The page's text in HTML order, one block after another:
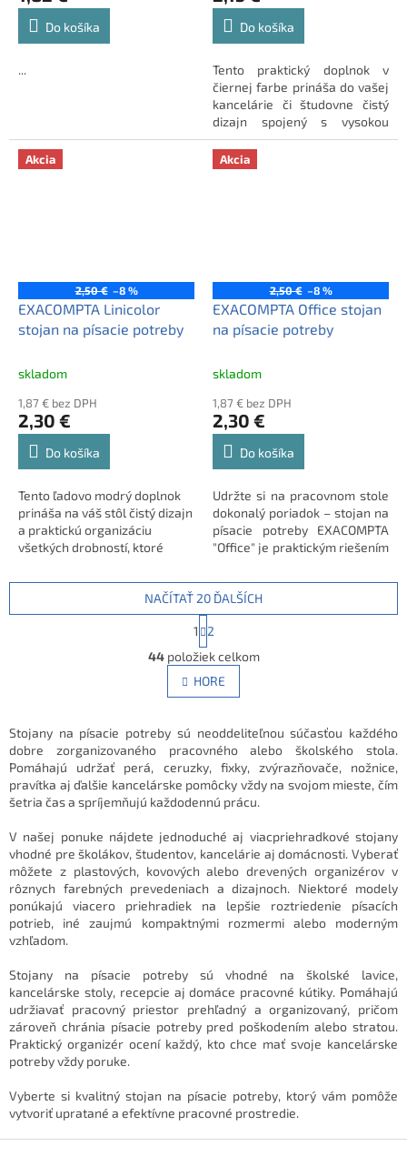
Do košíka
...
Do košíka
Tento praktický doplnok v
čiernej farbe prináša do vašej
kancelárie či študovne čistý
dizajn spojený s vysokou
funkčnosťou.
Akcia
2,50 € –8 %
EXACOMPTA Linicolor
stojan na písacie potreby
skladom
1,87 € bez DPH
2,30 €
Do košíka
Tento ľadovo modrý doplnok
prináša na váš stôl čistý dizajn
a praktickú organizáciu
všetkých drobností, ktoré
Akcia
2,50 € –8 %
EXACOMPTA Office stojan
na písacie potreby
skladom
1,87 € bez DPH
2,30 €
Do košíka
Udržte si na pracovnom stole
dokonalý poriadok – stojan na
písacie potreby EXACOMPTA
"Office" je praktickým riešením
prehľadný systém na svoje
perá, ceruzky či nožnice.
O
v
l
á
a
c
i
e
p
v
k
y
v
ý
p
u
NAČÍTAŤ 20 ĎALŠÍCH
S
t
r
á
n
k
v
a
n
i
e
1
2
44položiek celkom
HORE
Stojany na písacie potreby sú neoddeliteľnou súčasťou každého
dobre zorganizovaného pracovného alebo školského stola.
Pomáhajú udržať perá, ceruzky, fixky, zvýrazňovače, nožnice,
pravítka aj ďalšie kancelárske pomôcky vždy na svojom mieste, čím
šetria čas a spríjemňujú každodennú prácu.
V našej ponuke nájdete jednoduché aj viacpriehradkové stojany
vhodné pre školákov, študentov, kancelárie aj domácnosti. Vyberať
môžete z plastových, kovových alebo drevených organizérov v
rôznych farebných prevedeniach a dizajnoch. Niektoré modely
ponúkajú viacero priehradiek na lepšie roztriedenie písacích
potrieb, iné zaujmú kompaktnými rozmermi alebo moderným
vzhľadom.
Stojany na písacie potreby sú vhodné na školské lavice,
kancelárske stoly, recepcie aj domáce pracovné kútiky. Pomáhajú
udržiavať pracovný priestor prehľadný a organizovaný, pričom
zároveň chránia písacie potreby pred poškodením alebo stratou.
Praktický organizér ocení každý, kto chce mať svoje kancelárske
potreby vždy poruke.
Vyberte si kvalitný stojan na písacie potreby, ktorý vám pomôže
vytvoriť upratané a efektívne pracovné prostredie.